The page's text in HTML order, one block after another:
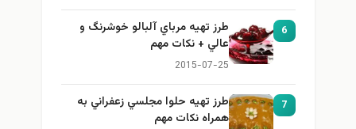
6
طرز تهيه مرباي آلبالو خوشرنگ و
عالي + نكات مهم
2015-07-25
7
طرز تهيه حلوا مجلسي زعفراني به
همراه نكات مهم